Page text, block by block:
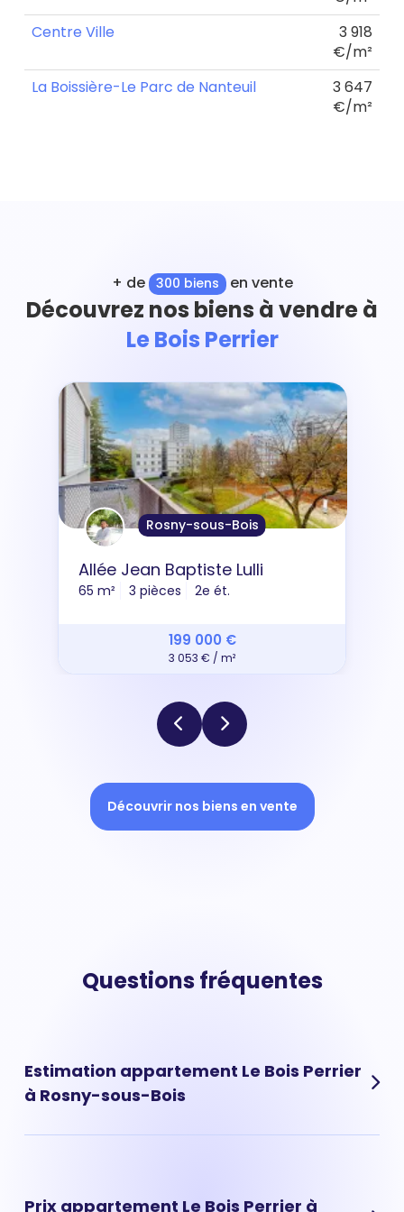
Centre Ville
3 918
€/m²
La Boissière-Le Parc de Nanteuil
3 647
€/m²
+ de 300 biens en vente
Découvrez nos biens à vendre à
Le Bois Perrier
Rosny-sous-Bois
Allée Jean Baptiste Lulli
65 m² 3 pièces 2e ét.
199 000 €
3 053 € / m²
Découvrir nos biens en vente
Questions fréquentes
Estimation appartement Le Bois Perrier
à Rosny-sous-Bois
Prix appartement Le Bois Perrier à